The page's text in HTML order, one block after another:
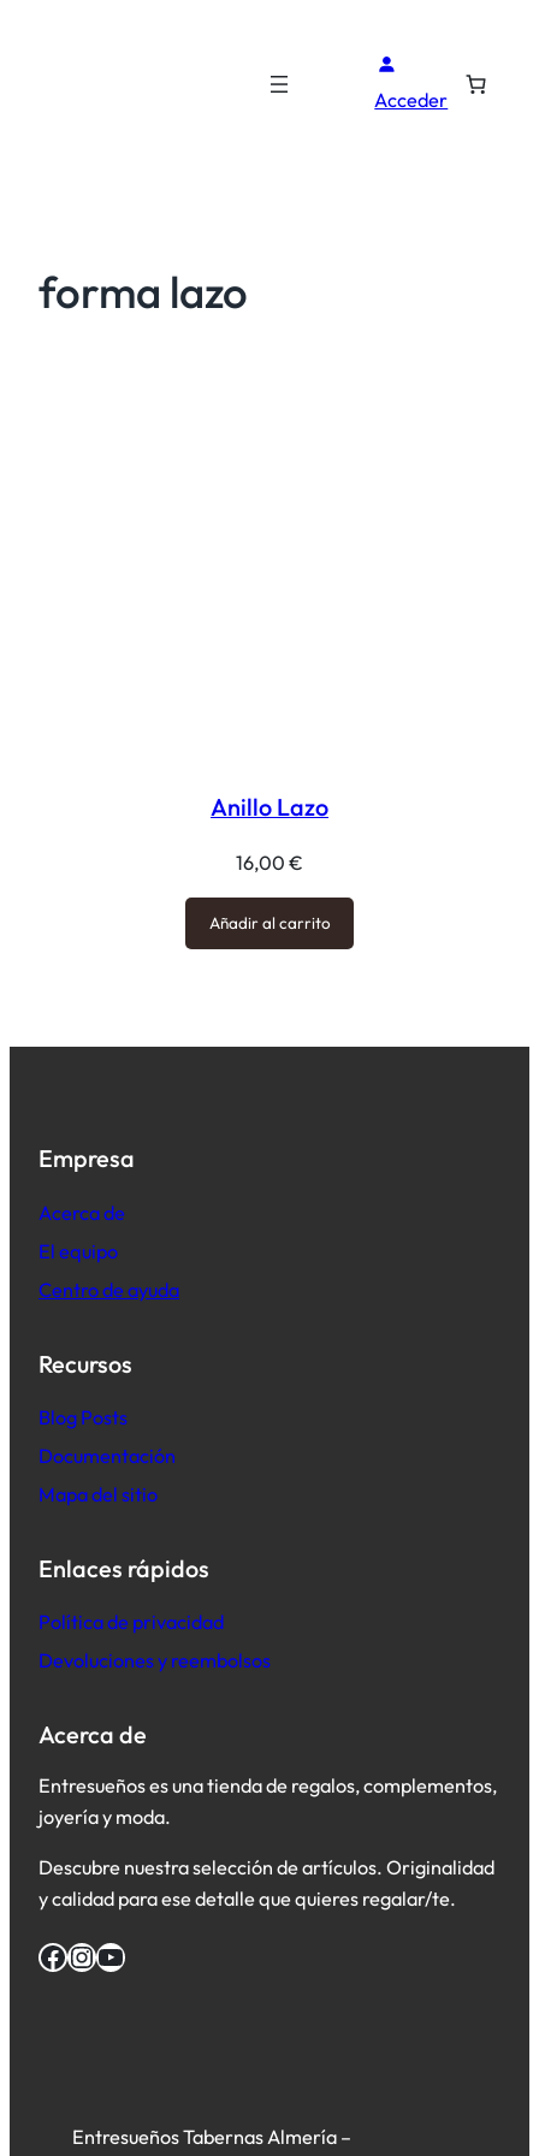
Acceder
forma lazo
Anillo Lazo
16,00 €
Añadir al carrito
Empresa
Acerca de
El equipo
Centro de ayuda
Recursos
Blog Posts
Documentación
Mapa del sitio
Enlaces rápidos
Política de privacidad
Devoluciones y reembolsos
Acerca de
Entresueños es una tienda de regalos, complementos,
joyería y moda.
Descubre nuestra selección de artículos. Originalidad
y calidad para ese detalle que quieres regalar/te.
Facebook InstagramYouTube
Entresueños Tabernas Almería –